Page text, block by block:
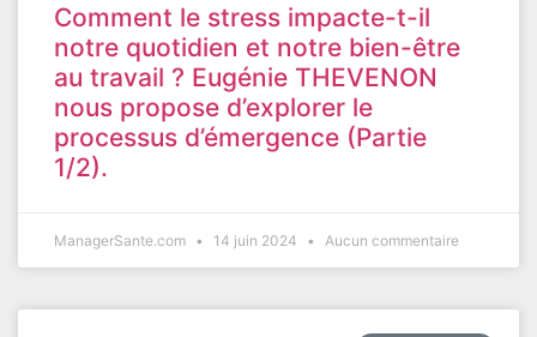
Comment le stress impacte-t-il
notre quotidien et notre bien-être
au travail ? Eugénie THEVENON
nous propose d’explorer le
processus d’émergence (Partie
1/2).
ManagerSante.com 14 juin 2024 Aucun commentaire